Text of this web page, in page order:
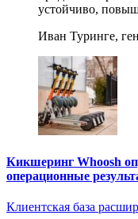
устойчиво,
Иван Туринге,
Кикшеринг Whoosh
операционные
Клиентская база